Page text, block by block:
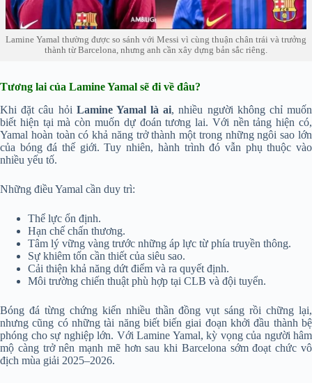
Lamine Yamal thường được so sánh với Messi vì cùng thuận chân trái và trưởng
thành từ Barcelona, nhưng anh cần xây dựng bản sắc riêng.
Tương lai của Lamine Yamal sẽ đi về đâu?
Khi đặt câu hỏi Lamine Yamal là ai, nhiều người không chỉ muốn
biết hiện tại mà còn muốn dự đoán tương lai. Với nền tảng hiện có,
Yamal hoàn toàn có khả năng trở thành một trong những ngôi sao lớn
của bóng đá thế giới. Tuy nhiên, hành trình đó vẫn phụ thuộc vào
nhiều yếu tố.
Những điều Yamal cần duy trì:
Thể lực ổn định.
Hạn chế chấn thương.
Tâm lý vững vàng trước những áp lực từ phía truyền thông.
Sự khiêm tốn cần thiết của siêu sao.
Cải thiện khả năng dứt điểm và ra quyết định.
Môi trường chiến thuật phù hợp tại CLB và đội tuyển.
Bóng đá từng chứng kiến nhiều thần đồng vụt sáng rồi chững lại,
nhưng cũng có những tài năng biết biến giai đoạn khởi đầu thành bệ
phóng cho sự nghiệp lớn. Với Lamine Yamal, kỳ vọng của người hâm
mộ càng trở nên mạnh mẽ hơn sau khi Barcelona sớm đoạt chức vô
địch mùa giải 2025–2026.